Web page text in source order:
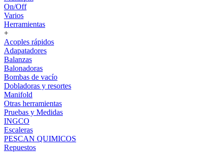
On/Off
Varios
Herramientas
+
Acoples rápidos
Adapatadores
Balanzas
Balonadoras
Bombas de vacío
Dobladoras y resortes
Manifold
Otras herramientas
Pruebas y Medidas
INGCO
Escaleras
PESCAN QUIMICOS
Repuestos